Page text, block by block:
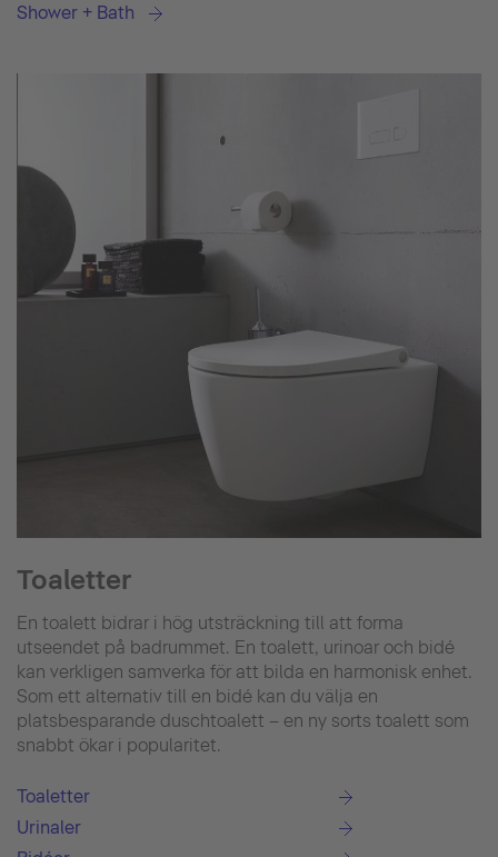
Shower + Bath
Toaletter
En toalett bidrar i hög utsträckning till att forma
utseendet på badrummet. En toalett, urinoar och bidé
kan verkligen samverka för att bilda en harmonisk enhet.
Som ett alternativ till en bidé kan du välja en
platsbesparande duschtoalett – en ny sorts toalett som
snabbt ökar i popularitet.
Toaletter
Urinaler